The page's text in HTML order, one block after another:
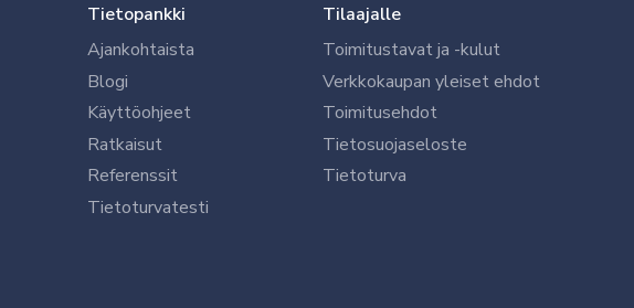
Tietopankki
Ajankohtaista
Blogi
Käyttöohjeet
Ratkaisut
Referenssit
Tietoturvatesti
Tilaajalle
Toimitustavat ja -kulut
Verkkokaupan yleiset ehdot
Toimitusehdot
Tietosuojaseloste
Tietoturva